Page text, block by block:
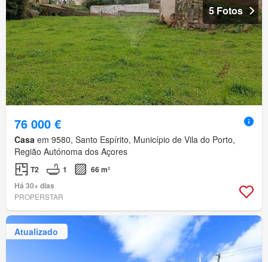
5 Fotos
76 000 €
Casa em 9580, Santo Espírito, Município de Vila do Porto,
Região Autónoma dos Açores
T2 1
66 m²
Há 30+ dias
PROPERSTAR
Atualizado